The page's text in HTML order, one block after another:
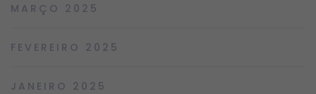
MARÇO 2025
FEVEREIRO 2025
JANEIRO 2025